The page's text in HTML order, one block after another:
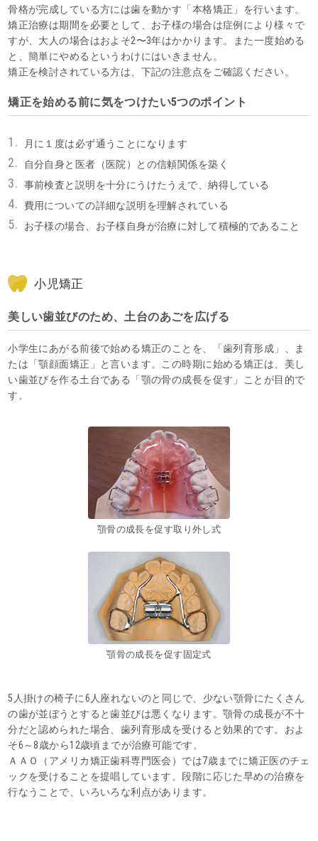
骨格が完成している方には歯を動かす「本格矯正」を行います。
矯正治療は期間を必要として、お子様の場合は症例により様々で
すが、大人の場合はおよそ2〜3年はかかります。また一度始める
と、簡単にやめるというわけにはいきません。
矯正を検討されている方は、下記の注意点をご確認ください。
矯正を始める前に気をつけたい5つのポイント
月に１度は必ず通うことになります
自分自身と医者（医院）との信頼関係を築く
事前検査と説明を十分にうけたうえで、納得している
費用についての詳細な説明を理解されている
お子様の場合、お子様自身が治療に対して積極的であること
小児矯正
美しい歯並びのため、土台のあごを広げる
小学生にあがる前後で始める矯正のことを、「歯列育形成」、ま
たは「顎顔面矯正」と言います。この時期に始める矯正は、美し
い歯並びを作る土台である「顎の骨の成長を促す」ことが目的で
す。
顎骨の成長を促す取り外し式
顎骨の成長を促す固定式
5人掛けの椅子に6人座れないのと同じで、少ない顎骨にたくさん
の歯が並ぼうとすると歯並びは悪くなります。顎骨の成長が不十
分だと認められた場合、歯列育形成を受けると効果的です。およ
そ6～8歳から12歳頃までが治療可能です。
ＡＡＯ（アメリカ矯正歯科専門医会）では7歳までに矯正医のチェ
ックを受けることを提唱しています。段階に応じた早めの治療を
行なうことで、いろいろな利点があります。